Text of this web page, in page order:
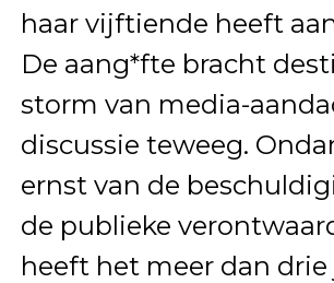
haar vijftiende heeft
De aang*fte bracht
storm van media-
discussie teweeg.
ernst van de
de publieke
heeft het meer dan drie